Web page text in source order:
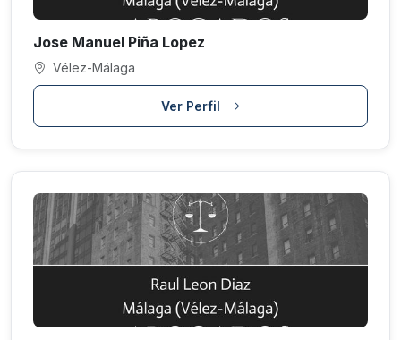
Jose Manuel Piña Lopez
Vélez-Málaga
Ver Perfil